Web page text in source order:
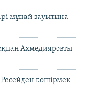
мұнай зауытына
Ахмедияровты
көшірмек